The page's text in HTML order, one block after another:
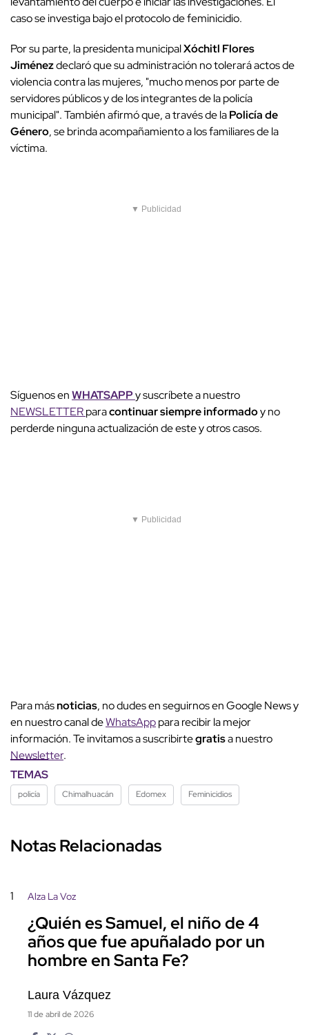
caso se investiga bajo el protocolo de feminicidio.
Por su parte, la presidenta municipalXóchitl Flores
Jiménezdeclaró que su administración no tolerará actos de
violencia contra las mujeres, "mucho menos por parte de
servidores públicos y de los integrantes de la policía
municipal". También afirmó que, a través de laPolicía de
Género, se brinda acompañamiento a los familiares de la
víctima.
▼ Publicidad
Síguenos enWHATSAPPy suscríbete a nuestro
NEWSLETTERparacontinuar siempre informadoy no
perderde ninguna actualización de este y otros casos.
▼ Publicidad
Para másnoticias, no dudes en seguirnos en Google News y
en nuestro canal deWhatsApppara recibir la mejor
información. Te invitamos a suscribirtegratisa nuestro
Newsletter.
TEMAS
policía Chimalhuacán Edomex Feminicidios
Notas Relacionadas
1 Alza La Voz
¿Quién es Samuel, el niño de 4
años que fue apuñalado por un
hombre en Santa Fe?
Laura Vázquez
11 de abril de 2026